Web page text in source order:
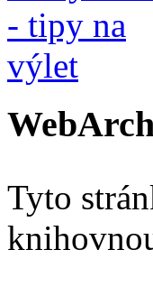
Tyto